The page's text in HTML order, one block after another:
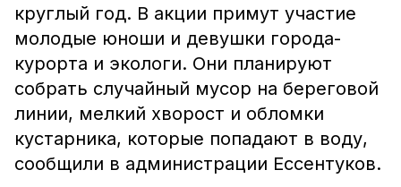
круглый год. В акции примут участие
молодые юноши и девушки города-
курорта и экологи. Они планируют
собрать случайный мусор на береговой
линии, мелкий хворост и обломки
кустарника, которые попадают в воду,
сообщили в администрации Ессентуков.